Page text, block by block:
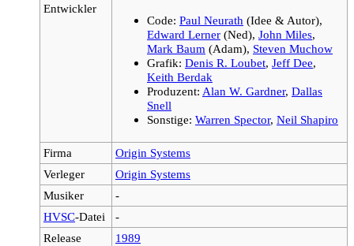
Entwickler
Code: Paul Neurath (Idee & Autor),
Edward Lerner (Ned), John Miles,
Mark Baum (Adam), Steven Muchow
Grafik: Denis R. Loubet, Jeff Dee,
Keith Berdak
Produzent: Alan W. Gardner, Dallas
Snell
Sonstige: Warren Spector, Neil Shapiro
Firma
Origin Systems
Verleger
Origin Systems
Musiker
-
HVSC-Datei
-
Release
1989